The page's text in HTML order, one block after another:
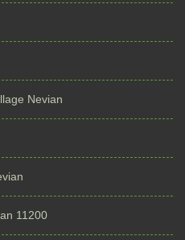
Nevian
11200